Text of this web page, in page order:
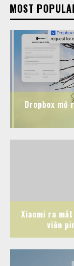
MOST
Dropbox mở
Xiaomi ra
viên